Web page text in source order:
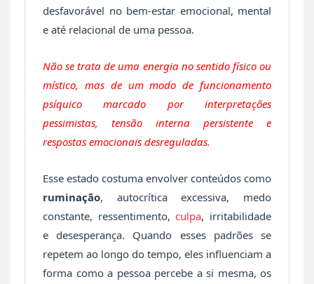
desfavorável no bem-estar emocional, mental
e até relacional de uma pessoa.
Não se trata de uma energia no sentido físico ou
místico, mas de um modo de funcionamento
psíquico marcado por interpretações
pessimistas, tensão interna persistente e
respostas emocionais desreguladas.
Esse estado costuma envolver conteúdos como
ruminação, autocrítica excessiva, medo
constante, ressentimento,culpa, irritabilidade
e desesperança. Quando esses padrões se
repetem ao longo do tempo, eles influenciam a
forma como a pessoa percebe a si mesma, os